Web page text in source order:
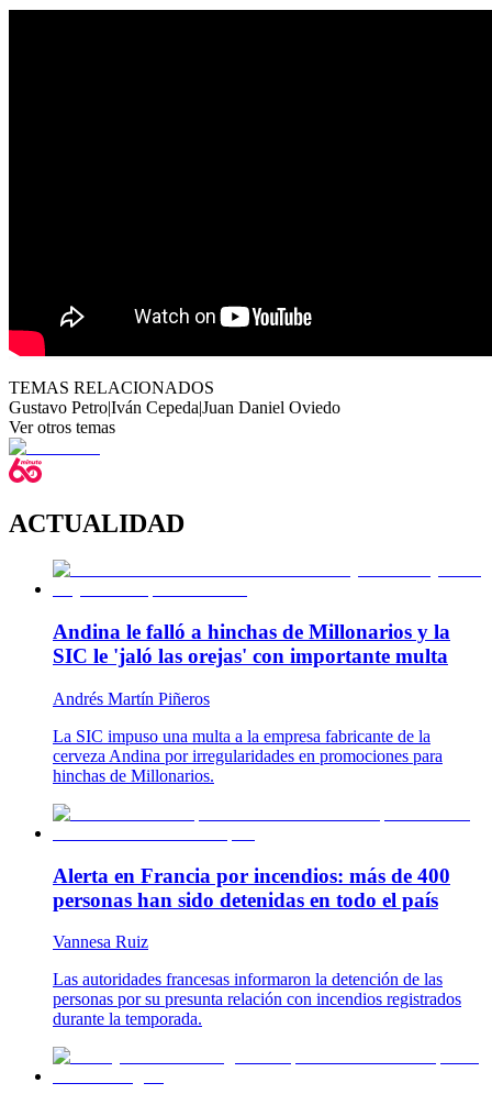
TEMAS RELACIONADOS
Gustavo Petro|Iván Cepeda|Juan Daniel Oviedo
Ver otros temas
ACTUALIDAD
Andina le falló a hinchas de Millonarios y la
SIC le 'jaló las orejas' con importante multa
Andrés Martín Piñeros
La SIC impuso una multa a la empresa fabricante de la
cerveza Andina por irregularidades en promociones para
hinchas de Millonarios.
Alerta en Francia por incendios: más de 400
personas han sido detenidas en todo el país
Vannesa Ruiz
Las autoridades francesas informaron la detención de las
personas por su presunta relación con incendios registrados
durante la temporada.